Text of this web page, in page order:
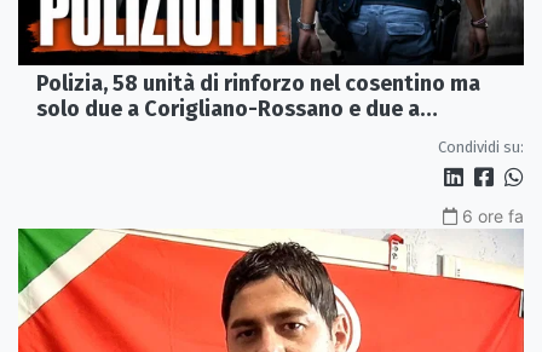
Polizia, 58 unità di rinforzo nel cosentino ma
solo due a Corigliano-Rossano e due a
Condividi su:
6 ore fa